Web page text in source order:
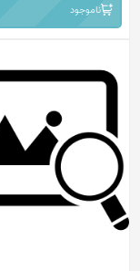
ناموجود